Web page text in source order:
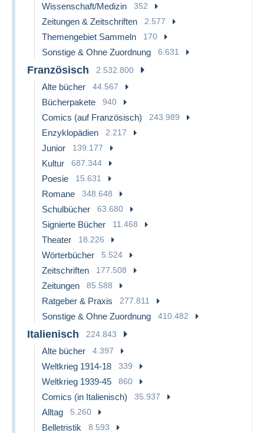
Wissenschaft/Medizin 352
Zeitungen & Zeitschriften 2.577
Themengebiet Sammeln 170
Sonstige & Ohne Zuordnung 6.631
Französisch 2.532.800
Alte bücher 44.567
Bücherpakete 940
Comics (auf Französisch) 243.989
Enzyklopädien 2.217
Junior 139.177
Kultur 687.344
Poesie 15.631
Romane 348.648
Schulbücher 63.680
Signierte Bücher 11.468
Theater 18.226
Wörterbücher 5.524
Zeitschriften 177.508
Zeitungen 85.588
Ratgeber & Praxis 277.811
Sonstige & Ohne Zuordnung 410.482
Italienisch 224.843
Alte bücher 4.397
Weltkrieg 1914-18 339
Weltkrieg 1939-45 860
Comics (in Italienisch) 35.937
Alltag 5.260
Belletristik 8.593